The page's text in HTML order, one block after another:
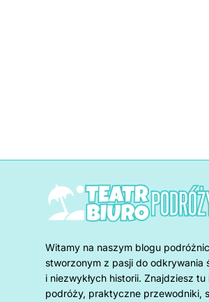
Witamy na naszym blogu
stworzonym z pasji do odkrywania
i niezwykłych historii. Znajdziesz
podróży, praktyczne przewodniki,